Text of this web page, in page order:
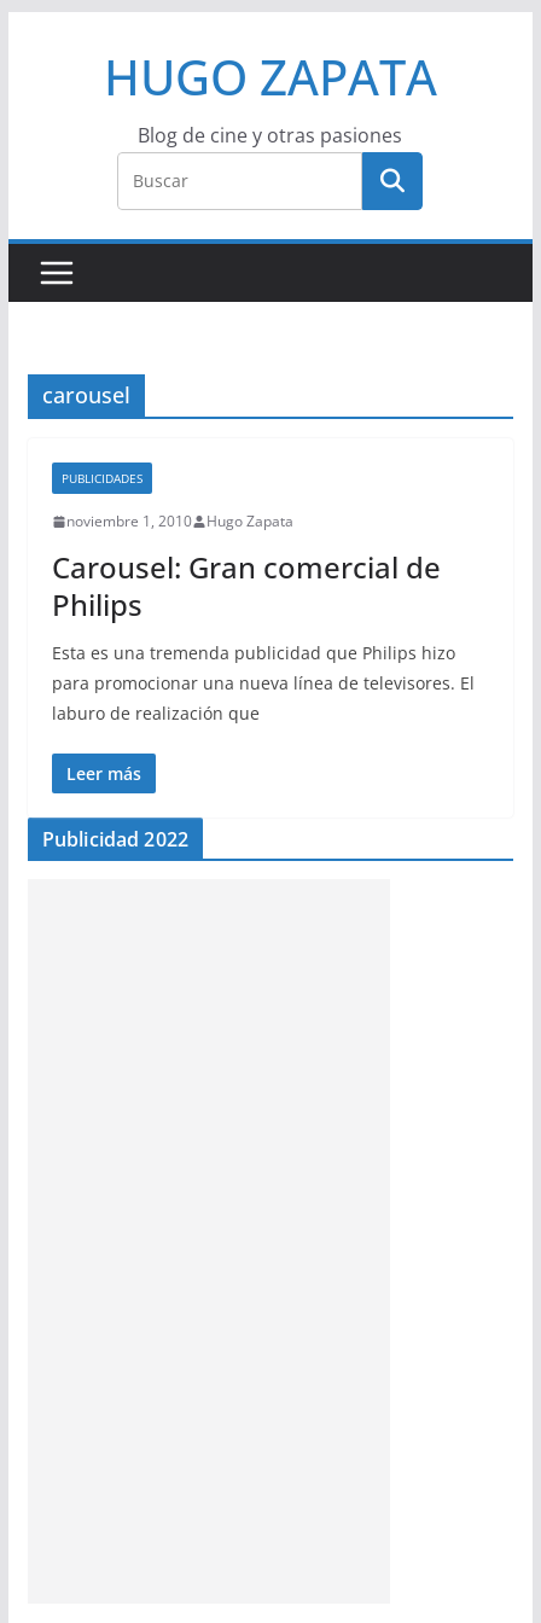
HUGO ZAPATA
Blog de cine y otras pasiones
carousel
PUBLICIDADES
noviembre 1, 2010 Hugo Zapata
Carousel: Gran comercial de
Philips
Esta es una tremenda publicidad que Philips hizo
para promocionar una nueva línea de televisores. El
laburo de realización que
Leer más
Publicidad 2022